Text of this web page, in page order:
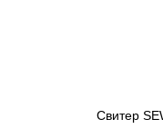
Свитер